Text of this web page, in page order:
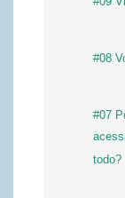
#08
#07
todo?